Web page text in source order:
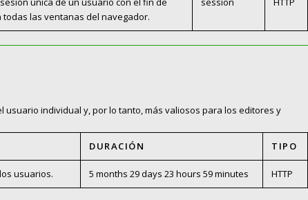
las ventanas del navegador.
individual y, por lo tanto, más valiosos para los editores y
DURACIÓN TIPO
usuarios. 5 months 29 days 23 hours 59 minutes HTTP